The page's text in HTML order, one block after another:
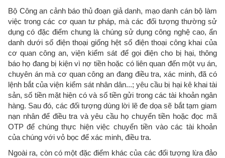
Bộ Công an cảnh báo thủ đoạn giả danh, mạo danh cán bộ làm
việc trong các cơ quan tư pháp, mà các đối tượng thường sử
dụng có đặc điểm chung là chúng sử dụng công nghệ cao, ẩn
danh dưới số điện thoại giống hệt số điện thoại công khai của
cơ quan công an, viện kiểm sát để gọi điện cho bị hại, thông
báo họ đang bị kiện vì nợ tiền hoặc có liên quan đến một vụ án,
chuyên án mà cơ quan công an đang điều tra, xác minh, đã có
lệnh bắt của viện kiểm sát nhân dân...; yêu cầu bị hại kê khai tài
sản, số tiền mặt hiện có và số tiền gửi trong các tài khoản ngân
hàng. Sau đó, các đối tượng dùng lời lẽ đe dọa sẽ bắt tạm giam
nạn nhân để điều tra và yêu cầu họ chuyển tiền hoặc đọc mã
OTP để chúng thực hiện việc chuyển tiền vào các tài khoản
của chúng với vỏ bọc để xác minh, điều tra.
Ngoài ra, còn có một đặc điểm khác của các đối tượng lừa đảo